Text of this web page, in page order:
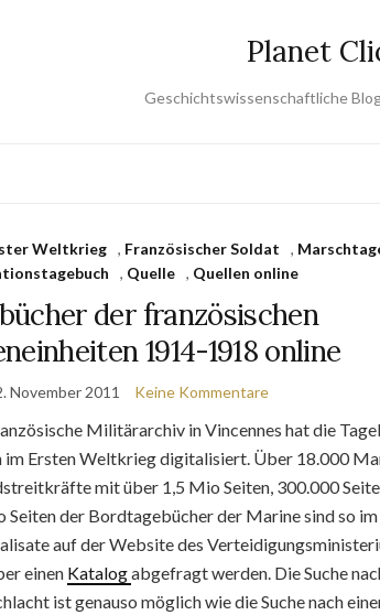
Planet
Geschichtswissenschaftliche
Weltkrieg , Französischer Soldat ,
, Quelle , Quellen online
der französischen
1914-1918 online
November 2011 Keine Kommentare
Militärarchiv in Vincennes hat die
im Ersten Weltkrieg digitalisiert. Über 18.000
mit über 1,5 Mio Seiten, 300.000
der Bordtagebücher der Marine sind so
auf der Website des
einen Katalogabgefragt werden. Die Suche
ist genauso möglich wie die Suche nach